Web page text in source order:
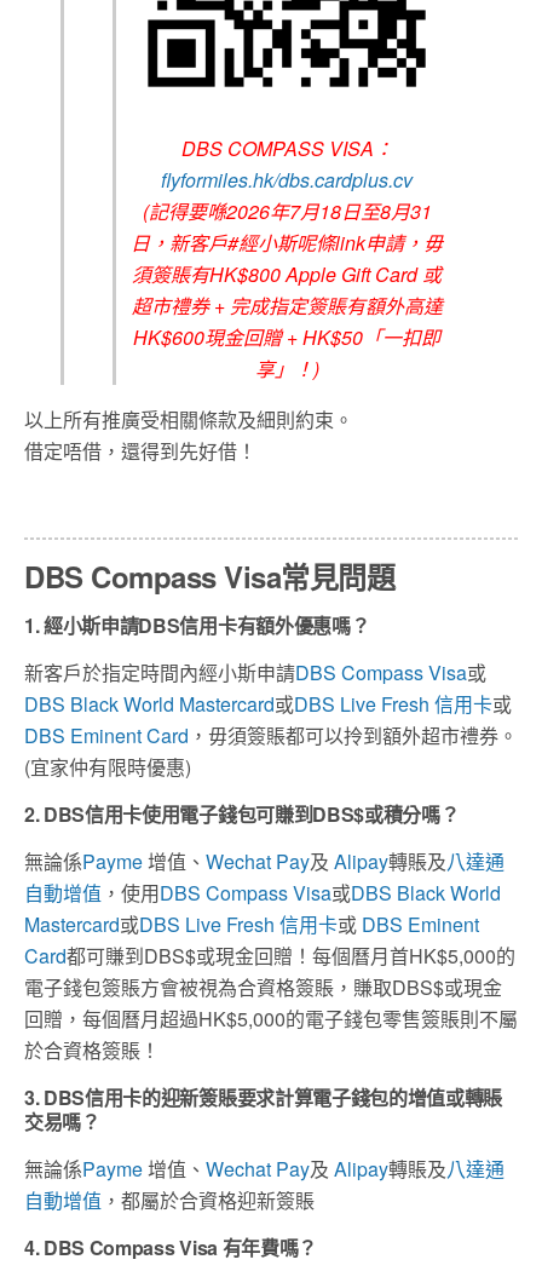
DBS COMPASS VISA：
flyformiles.hk/dbs.cardplus.cv
(記得要喺2026年7月18日至8月31
日，新客戶#經小斯呢條link申請，毋
須簽賬有HK$800 Apple Gift Card 或
超市禮券 + 完成指定簽賬有額外高達
HK$600現金回贈 + HK$50「一扣即
享」！)
以上所有推廣受相關條款及細則約束。
借定唔借，還得到先好借！
DBS Compass Visa常見問題
1. 經小斯申請DBS信用卡有額外優惠嗎？
新客戶於指定時間內經小斯申請DBS Compass Visa或
DBS Black World Mastercard或DBS Live Fresh 信用卡或
DBS Eminent Card ，毋須簽賬都可以拎到額外超市禮券。
(宜家仲有限時優惠)
2. DBS信用卡使用電子錢包可賺到DBS$或積分嗎？
無論係Payme增值、 Wechat Pay及 Alipay轉賬及八達通
自動增值 ，使用DBS Compass Visa或DBS Black World
Mastercard或DBS Live Fresh 信用卡或 DBS Eminent
Card都可賺到DBS$或現金回贈！每個曆月首HK$5,000的
電子錢包簽賬方會被視為合資格簽賬，賺取DBS$或現金
回贈，每個曆月超過HK$5,000的電子錢包零售簽賬則不屬
於合資格簽賬！
3. DBS信用卡的迎新簽賬要求計算電子錢包的增值或轉賬
交易嗎？
無論係Payme增值、 Wechat Pay及 Alipay轉賬及八達通
自動增值 ，都屬於合資格迎新簽賬
4. DBS Compass Visa 有年費嗎？